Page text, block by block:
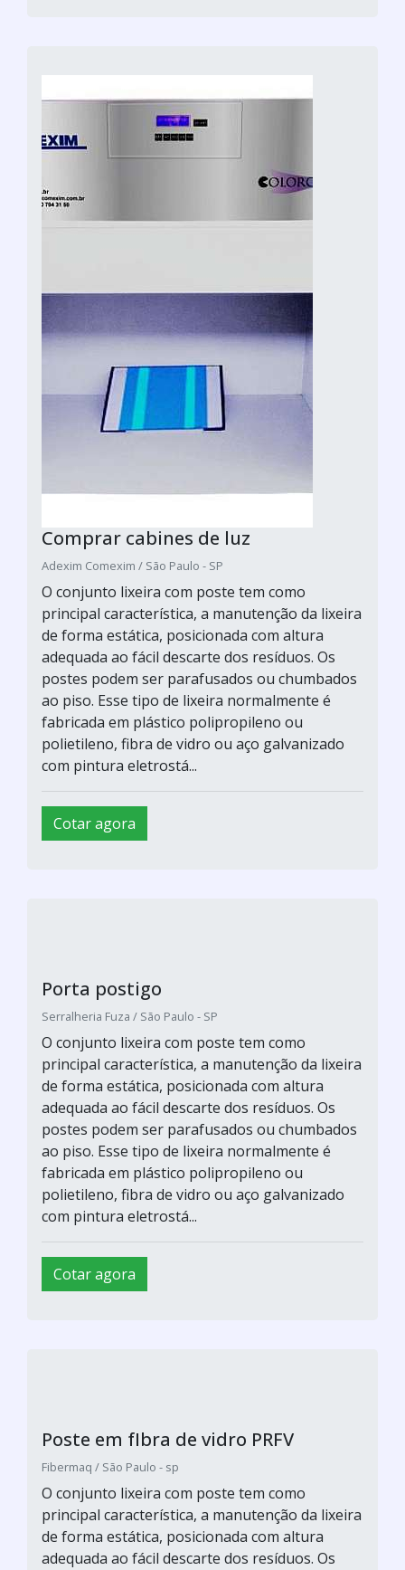
O conjunto lixeira com poste tem como
principal característica, a manutenção da lixeira
de forma estática, posicionada com altura
adequada ao fácil descarte dos resíduos. Os
postes podem ser parafusados ou chumbados
ao piso. Esse tipo de lixeira normalmente é
Cotar agora
de forma estática, posicionada com altura
adequada ao fácil descarte dos resíduos. Os
postes podem ser parafusados ou chumbados
ao piso. Esse tipo de lixeira normalmente é
fabricada em plástico polipropileno ou
polietileno, fibra de vidro ou aço galvanizado
com pintura eletrostá...
Cotar agora